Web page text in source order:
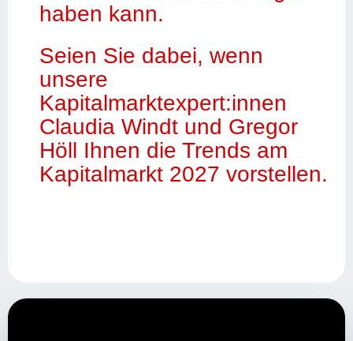
haben kann.
Seien Sie dabei, wenn
unsere
Kapitalmarktexpert:innen
Claudia Windt und Gregor
Höll Ihnen die Trends am
Kapitalmarkt 2027 vorstellen.